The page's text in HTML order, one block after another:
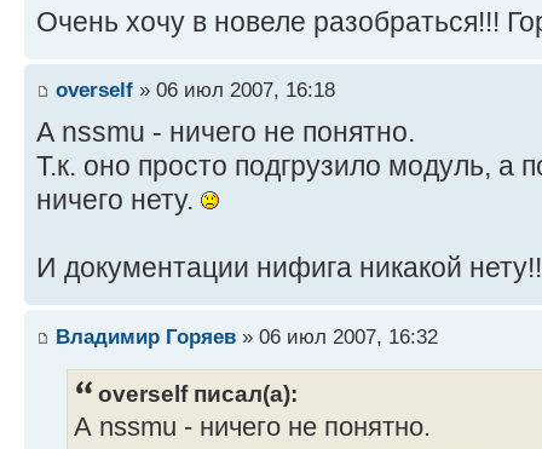
Очень хочу в новеле разобраться!!!
overself » 06 июл 2007, 16:18
А nssmu - ничего не понятно.
Т.к. оно просто подгрузило модуль, а
ничего нету.
И документации нифига никакой
Владимир Горяев » 06 июл 2007, 16:32
overself писал(а):
А nssmu - ничего не понятно.